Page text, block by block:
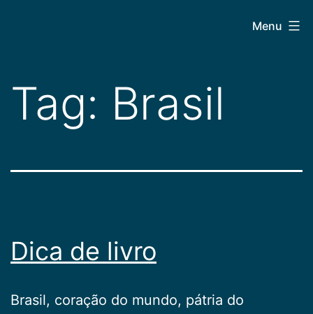
conteúdo
Menu
Tag: Brasil
Dica de livro
Brasil, coração do mundo, pátria do